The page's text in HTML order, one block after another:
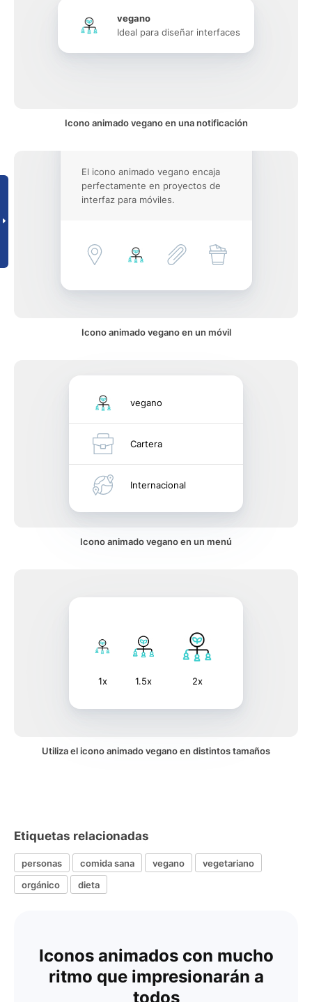
vegano
Ideal para diseñar interfaces
Icono animado vegano en una notificación
El icono animado vegano encaja
perfectamente en proyectos de
interfaz para móviles.
Icono animado vegano en un móvil
vegano
Cartera
Internacional
Icono animado vegano en un menú
1x 1.5x 2x
Utiliza el icono animado vegano en distintos tamaños
Etiquetas relacionadas
personas comida sana vegano
vegetariano
orgánico
dieta
Iconos animados con mucho
ritmo que impresionarán a
todos